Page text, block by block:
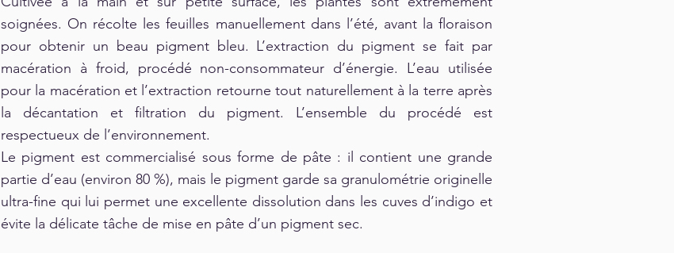
soignées. On récolte les feuilles manuellement dans l’été, avant la floraison
pour obtenir un beau pigment bleu. L’extraction du pigment se fait par
macération à froid, procédé non-consommateur d’énergie. L’eau utilisée
pour la macération et l’extraction retourne tout naturellement à la terre après
la décantation et filtration du pigment. L’ensemble du procédé est
respectueux de l’environnement.
Le pigment est commercialisé sous forme de pâte : il contient une grande
partie d’eau (environ 80 %), mais le pigment garde sa granulométrie originelle
ultra-fine qui lui permet une excellente dissolution dans les cuves d’indigo et
évite la délicate tâche de mise en pâte d’un pigment sec.